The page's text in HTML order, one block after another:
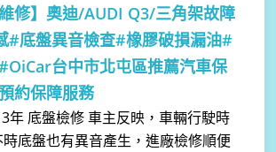
修】奧迪/AUDI Q3/三角架故障
#底盤異音檢查#橡膠破損漏油#
台中市北屯區推薦汽車保
約保障服務
年 底盤檢修 車主反映，車輛行駛時
底盤也有異音產生，進廠檢修順便